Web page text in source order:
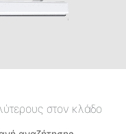
στον κλάδο